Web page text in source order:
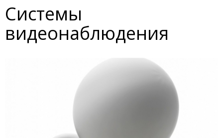
Системы
видеонаблюдения